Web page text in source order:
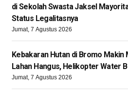
di Sekolah Swasta Jaksel
Status Legalitasnya
Jumat, 7 Agustus 2026
Kebakaran Hutan di Bromo Makin
Lahan Hangus, Helikopter Water
Jumat, 7 Agustus 2026